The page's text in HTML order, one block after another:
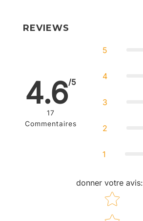
REVIEWS
4.6/5
17
Commentaires
5
4
3
2
1
donner votre avis:
Star rating